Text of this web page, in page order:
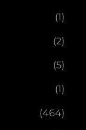
(1)
(2)
(5)
(1)
(464)